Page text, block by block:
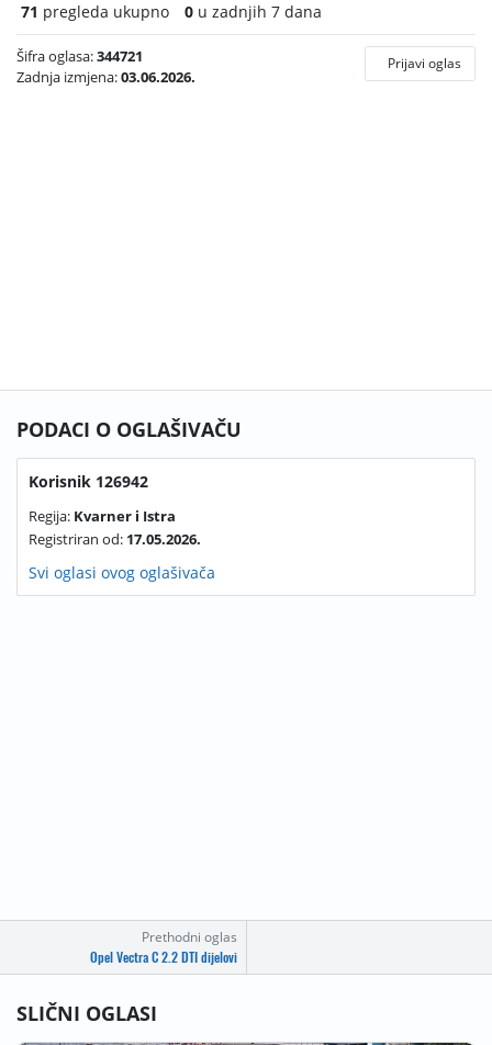
71 pregleda ukupno 0 u zadnjih 7 dana
Šifra oglasa:344721
Zadnja izmjena:03.06.2026.
Prijavi oglas
Prethodni oglas
Opel Vectra C 2.2 DTI dijelovi
PODACI O OGLAŠIVAČU
Korisnik 126942
Regija: Kvarner i Istra
Registriran od: 17.05.2026.
Svi oglasi ovog oglašivača
SLIČNI OGLASI